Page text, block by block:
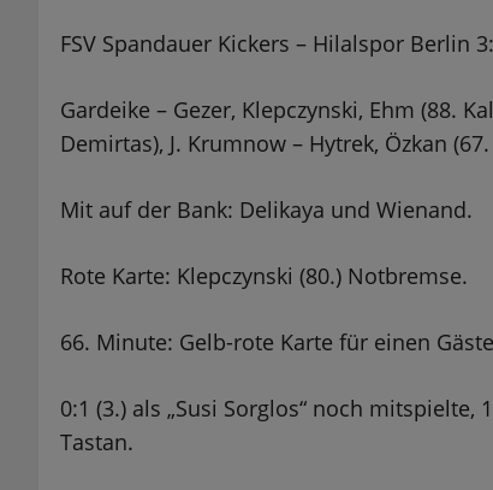
FSV Spandauer Kickers – Hilalspor Berlin
Gardeike – Gezer, Klepczynski, Ehm (88.
Demirtas), J. Krumnow – Hytrek, Özkan
Mit auf der Bank: Delikaya und Wienand.
Rote Karte: Klepczynski (80.) Notbremse.
66. Minute: Gelb-rote Karte für einen
0:1 (3.) als „Susi Sorglos“ noch mitspielte,
Tastan.